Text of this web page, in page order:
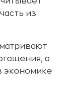
из
а
экономике